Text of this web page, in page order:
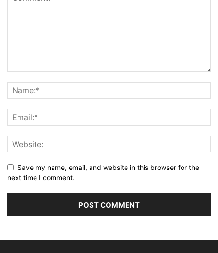
Save my name, email, and website in this browser for the
next time I comment.